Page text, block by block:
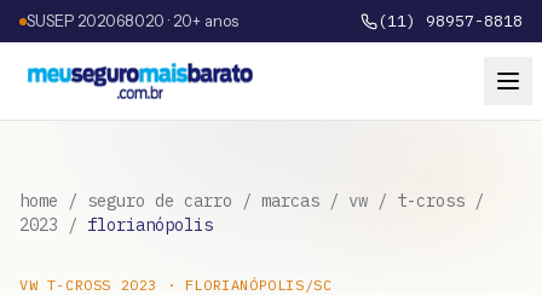
SUSEP 202068020 · 20+ anos (11) 98957-8818
home / seguro de carro / marcas / vw / t-cross /
2023 / florianópolis
VW T-CROSS 2023 · FLORIANÓPOLIS /SC